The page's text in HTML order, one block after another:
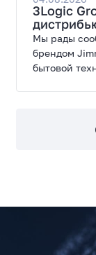
3Logic
Мы рады
брендом
бытовой